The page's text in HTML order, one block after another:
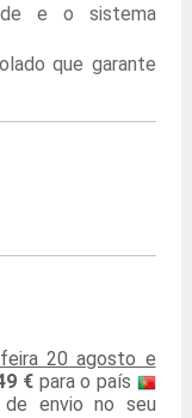
e o sistema
que garante
20 agosto e
€ para o país
envio no seu